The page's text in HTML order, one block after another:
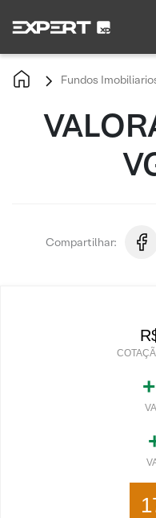
Fundos
Compartilhar: